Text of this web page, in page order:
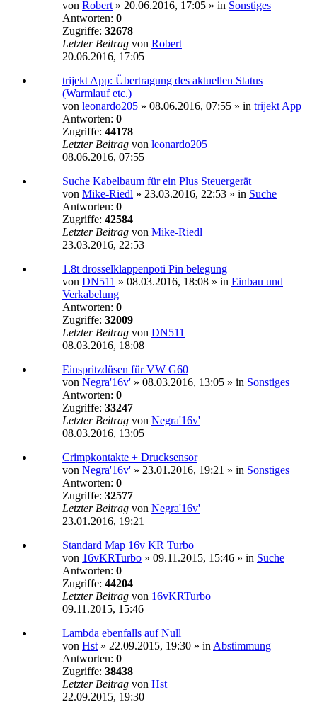
von Robert » 20.06.2016, 17:05 » in Sonstiges
Antworten: 0
Zugriffe: 32678
Letzter Beitrag von Robert
20.06.2016, 17:05
trijekt App: Übertragung des aktuellen Status
(Warmlauf etc.)
von leonardo205 » 08.06.2016, 07:55 » in trijekt App
Antworten: 0
Zugriffe: 44178
Letzter Beitrag von leonardo205
08.06.2016, 07:55
Suche Kabelbaum für ein Plus Steuergerät
von Mike-Riedl » 23.03.2016, 22:53 » in Suche
Antworten: 0
Zugriffe: 42584
Letzter Beitrag von Mike-Riedl
23.03.2016, 22:53
1.8t drosselklappenpoti Pin belegung
von DN511 » 08.03.2016, 18:08 » in Einbau und
Verkabelung
Antworten: 0
Zugriffe: 32009
Letzter Beitrag von DN511
08.03.2016, 18:08
Einspritzdüsen für VW G60
von Negra'16v' » 08.03.2016, 13:05 » in Sonstiges
Antworten: 0
Zugriffe: 33247
Letzter Beitrag von Negra'16v'
08.03.2016, 13:05
Crimpkontakte + Drucksensor
von Negra'16v' » 23.01.2016, 19:21 » in Sonstiges
Antworten: 0
Zugriffe: 32577
Letzter Beitrag von Negra'16v'
23.01.2016, 19:21
Standard Map 16v KR Turbo
von 16vKRTurbo » 09.11.2015, 15:46 » in Suche
Antworten: 0
Zugriffe: 44204
Letzter Beitrag von 16vKRTurbo
09.11.2015, 15:46
Lambda ebenfalls auf Null
von Hst » 22.09.2015, 19:30 » in Abstimmung
Antworten: 0
Zugriffe: 38438
Letzter Beitrag von Hst
22.09.2015, 19:30